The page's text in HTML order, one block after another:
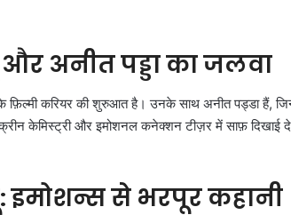
अनीत पड्डा का जलवा
करियर की शुरुआत है। उनके साथ अनीत पड्डा हैं,
केमिस्ट्री और इमोशनल कनेक्शन टीज़र में साफ़ दिखाई
इमोशन्स से भरपूर कहानी